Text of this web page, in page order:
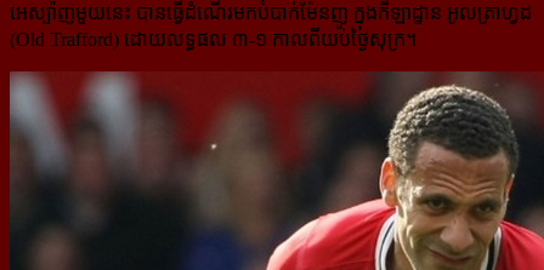
អេស្ប៉ាញមួយនេះ បានធ្វើដំណើរមកបំបាក់ម៉ែនញូ ក្នុងកីឡាដ្ឋាន អូលត្រាហ្វដ
(Old Trafford) ដោយលទ្ធផល ៣-១ កាលពីយប់ថ្ងៃសុក្រ។